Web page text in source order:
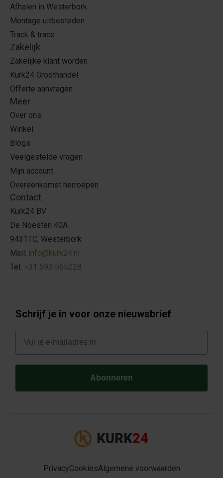
Afhalen in Westerbork
Montage uitbesteden
Track & trace
Zakelijk
Zakelijke klant worden
Kurk24 Groothandel
Offerte aanvragen
Meer
Over ons
Winkel
Blogs
Veelgestelde vragen
Mijn account
Overeenkomst herroepen
Contact
Kurk24 BV
De Noesten 40A
9431TC, Westerbork
Mail: info@kurk24.nl
Tel: +31 593 565228
Schrijf je in voor onze nieuwsbrief
Abonneren
PrivacyCookiesAlgemene voorwaarden